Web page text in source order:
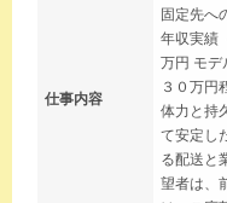
仕事内容
固定先へ
年収実績
万円 モデ
３０万円
体力と持
て安定し
る配送と
望者は、